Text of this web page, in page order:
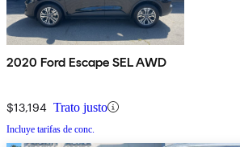
2020 Ford Escape SEL AWD
$13,194 Trato justo
Incluye tarifas de conc.